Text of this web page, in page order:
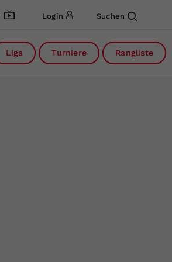
Login Suchen
Liga Turniere Rangliste